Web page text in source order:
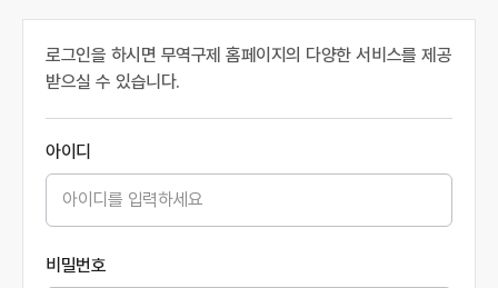
로그인을 하시면 무역구제 홈페이지의 다양한 서비스를 제공
받으실 수 있습니다.
아이디
비밀번호